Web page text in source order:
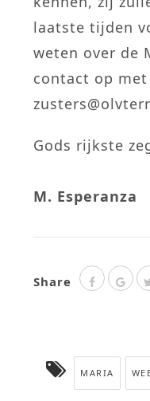
laatste tijden
weten over de
contact op met
Gods rijkste
M. Esperanza
Share
MARIA